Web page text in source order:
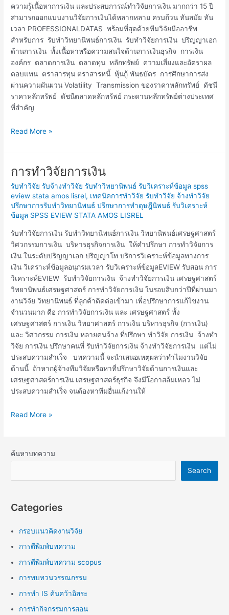
ความรู้เนื้อหาการเงิน และประสบการณ์ทำวิจัยการเงิน มากกว่า 15 ปี
สามารถออกแบบงานวิจัยการเงินได้หลากหลาย ครบถ้วน ทันสมัย ทัน
เวลา PROFESSIONALDATAS พร้อมที่สุดด้วยทีมวิจัยมืออาชีพ
สำหรับการ รับทำวิทยานิพนธ์การเงิน รับทำวิจัยการเงิน ปริญญาเอก
ด้านการเงิน ทั้งเนื้อหาหรือความสนใจด้านการเงินธุรกิจ การเงิน
องค์กร ตลาดการเงิน ตลาดทุน หลักทรัพย์ ความเสี่ยงและอัตราผล
ตอบแทน ตราสารทุน ตราสารหนี้ หุ้นกู้ พันธบัตร การศึกษาการส่ง
ผ่านความผันผวน Volatility Transmission ของราคาหลักทรัพย์ ดัชนี
ราคาหลักทรัพย์ ดัชนีตลาดหลักทรัพย์ กระดานหลักทรัพย์ต่างประเทศ
ที่สำคัญ
ดุษฎีนิพนธ์
เงิน
Read More »
การทำวิจัยการเงิน
รับทำวิจัย รับจ้างทำวิจัย รับทำวิทยานิพนธ์ รับวิเคราะห์ข้อมูล spss
eview stata amos lisrel, เทคนิคการทำวิจัย รับทำวิจัย จ้างทำวิจัย
ปรึกษาการรับทำวิทยานิพนธ์ ปรึกษาการทำดุษฎีนิพนธ์ รับวิเคราะห์
ข้อมูล SPSS EVIEW STATA AMOS LISREL
รับทำวิจัยการเงิน รับทำวิทยานิพนธ์การเงิน วิทยานิพนธ์เศรษฐศาสตร์
วิศวกรรมการเงิน บริหารธุรกิจการเงิน ให้คำปรึกษา การทำวิจัยการ
เงิน ในระดับปริญญาเอก ปริญญาโท บริการวิเคราะห์ข้อมูลทางการ
เงิน วิเคราะห์ข้อมูลอนุกรมเวลา รับวิเคราะห์ข้อมูลEVIEW รับสอน การ
วิเคราะห์EVIEW รับทำวิจัยการเงิน จ้างทำวิจัยการเงิน เศรษฐศาสตร์
วิทยานิพนธ์เศรษฐศาสตร์ การทำวิจัยการเงิน ในรอบสิบกว่าปีที่ผ่านมา
งานวิจัย วิทยานิพนธ์ ที่ลูกค้าติดต่อเข้ามา เพื่อปรึกษาการแก้ไขงาน
จำนวนมาก คือ การทำวิจัยการเงิน และ เศรษฐศาสตร์ ทั้ง
เศรษฐศาสตร์ การเงิน วิทยาศาสตร์ การเงิน บริหารธุรกิจ (การเงิน)
และ วิศวกรรม การเงิน หลายคนจ้าง ที่ปรึกษา ทำวิจัย การเงิน จ้างทำ
วิจัย การเงิน ปรึกษาคนที่ รับทำวิจัยการเงิน จ้างทำวิจัยการเงิน แต่ไม่
ประสบความสำเร็จ บทความนี้ จะนำเสนอเหตุผลว่าทำไมงานวิจัย
ด้านนี้ ถ้าหากผู้จ้างทีมวิจัยหรือหาที่ปรึกษาวิจัยด้านการเงินและ
เศรษฐศาสตร์การเงิน เศรษฐศาสตร์ธุรกิจ จึงมีโอกาสล้มเหลว ไม่
ประสบความสำเร็จ จนต้องหาทีมอื่นแก้งานให้
การ
วิจัย
การ
เงิน
Read More »
ค้นหาบทความ
Search
Categories
กรอบแนวคิดงานวิจัย
การตีพิมพ์บทความ
การตีพิมพ์บทความ scopus
การทบทวนวรรณกรรม
การทำ IS ค้นคว้าอิสระ
การทำกิจกรรมการสอน